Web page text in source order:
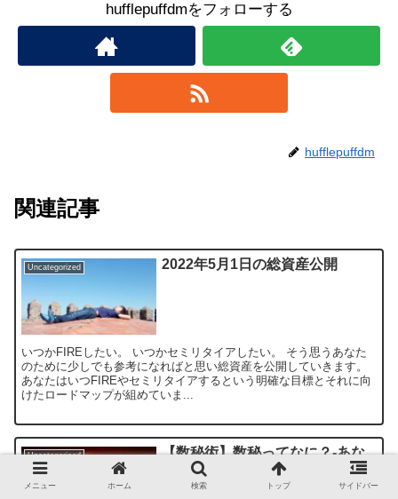
hufflepuffdmをフォローする
hufflepuffdm
関連記事
Uncategorized 2022年5月1日の総資産公開
いつかFIREしたい。 いつかセミリタイアしたい。 そう思うあなた
のために少しでも参考になればと思い総資産を公開していきます。
あなたはいつFIREやセミリタイアするという明確な目標とそれに向
けたロードマップが組めていま...
Uncategorized
【数秘術】数秘ってなに？‐あな
たは実は宇宙人かも！？
メニュー ホーム 検索 トップ サイドバー